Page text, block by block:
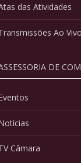
das Atividades
Ao Vivo
DE
Câmara